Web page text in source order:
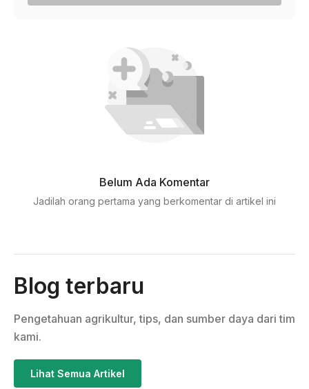
Belum Ada Komentar
Jadilah orang pertama yang berkomentar di artikel ini
Blog terbaru
Pengetahuan agrikultur, tips, dan sumber daya dari tim
kami.
Lihat Semua Artikel